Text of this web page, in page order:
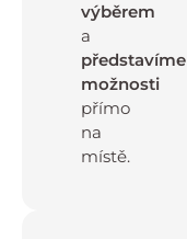
výběrem
a
představíme
možnosti
přímo
na
místě.